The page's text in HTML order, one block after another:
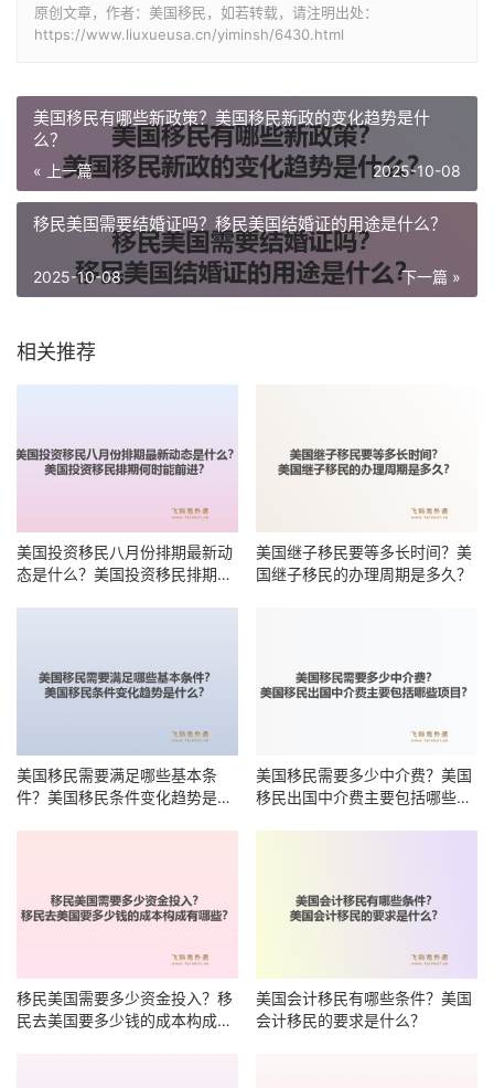
原创文章，作者：美国移民，如若转载，请注明出处：
https://www.liuxueusa.cn/yiminsh/6430.html
美国移民有哪些新政策？美国移民新政的变化趋势是什
么？
« 上一篇 2025-10-08
移民美国需要结婚证吗？移民美国结婚证的用途是什么？
下一篇 »
2025-10-08
相关推荐
美国投资移民八月份排期最新动
态是什么？美国投资移民排期何
美国继子移民要等多长时间？美
国继子移民的办理周期是多久？
美国移民需要满足哪些基本条
件？美国移民条件变化趋势是什
美国移民需要多少中介费？美国
移民出国中介费主要包括哪些项
移民美国需要多少资金投入？移
民去美国要多少钱的成本构成有
美国会计移民有哪些条件？美国
会计移民的要求是什么？